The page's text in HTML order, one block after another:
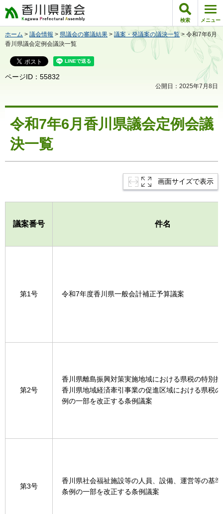
香川県議会 検索 メニュー
ホーム > 議会情報 > 県議会の審議結果 > 議案・発議案の議決一覧 > 令和7年6月
香川県議会定例会議決一覧
ページID：55832
公開日：2025年7月8日
令和7年6月香川県議会定例会議
決一覧
画面サイズで表示
議案番号 件名
第1号 令和7年度香川県一般会計補正予算議案
第2号
香川県離島振興対策実施地域における県税の特別
香川県地域経済牽引事業の促進区域における県税
例の一部を改正する条例議案
第3号
香川県社会福祉施設等の人員、設備、運営等の基
条例の一部を改正する条例議案